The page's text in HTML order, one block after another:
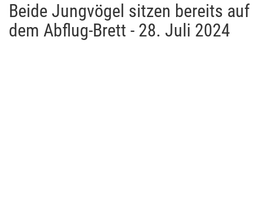
Beide Jungvögel sitzen bereits auf
dem Abflug-Brett - 28. Juli 2024